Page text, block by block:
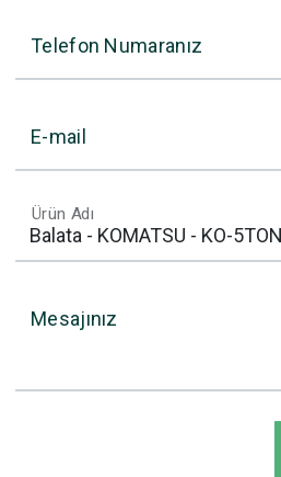
Telefon Numaranız
E-mail
Ürün Adı
Mesajınız